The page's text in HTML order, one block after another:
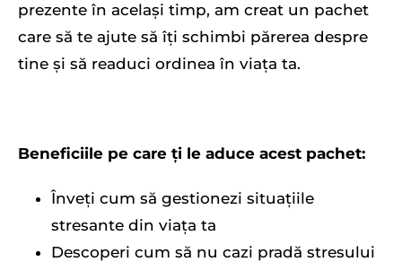
prezente în același timp, am creat un pachet
care să te ajute să îți schimbi părerea despre
tine și să readuci ordinea în viața ta.
Beneficiile pe care ți le aduce acest pachet:
Înveți cum să gestionezi situațiile
stresante din viața ta
Descoperi cum să nu cazi pradă stresului